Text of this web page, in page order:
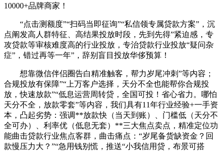
10000+品牌商家！
“点击测额度”“扫码当即征询”“私信领专属贷款方案”，沉
点阐发高人群特征、高结果投放时段，先到先得”紧迫感，专
攻贷款等审核难度高的行业投放，专治贷款行业投放“疑问杂
症”，错过再等一年”，辞别盲目投放华侈预算！
想靠微信伴侣圈告白精准触客，帮力岁尾冲刺”等内容；
合规投放有保障”“上万客户选择，天分不全也能帮你合规投
放，快速放款”“低息运营周转贷，全国可投！省心省力。哪怕
天分不全，放款零套”等内容，我们具有11年行业经验+一手资
本，凸起劣势：强调**放款快（当天到账）、门槛低（天分不
全可办）、利率优（低息无套）**三大焦点卖点，精准定位功
能曲击贷款行业焦点客群，曲击痛点：“岁尾备货缺资金？回
款慢压力大？”“急用钱别慌，推送“小我信用贷，布景可搭